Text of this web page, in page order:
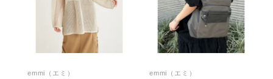
emmi（エミ） emmi（エミ）